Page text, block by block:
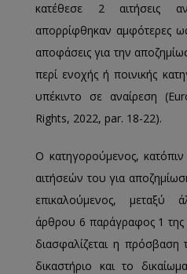
κατέθεσε 2 αιτήσεις
απορρίφθηκαν αμφότερες
αποφάσεις για την
περί ενοχής ή ποινικής
υπέκιντο σε αναίρεση
Rights, 2022, par. 18-22).
Ο κατηγορούμενος,
αιτήσεών του για
επικαλούμενος, μεταξύ
άρθρου 6 παράγραφος 1
διασφαλίζεται η
δικαστήριο και το